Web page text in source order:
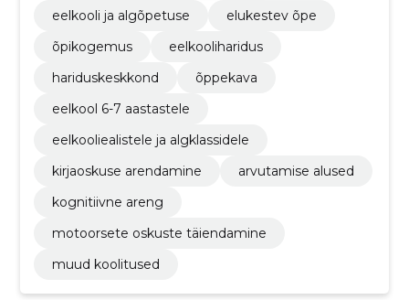
eelkooli ja algõpetuse
elukestev õpe
õpikogemus
eelkooliharidus
hariduskeskkond
õppekava
eelkool 6-7 aastastele
eelkooliealistele ja algklassidele
kirjaoskuse arendamine
arvutamise alused
kognitiivne areng
motoorsete oskuste täiendamine
muud koolitused